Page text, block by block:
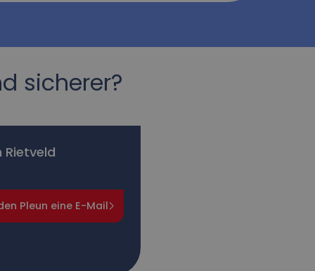
sicherer?
Rietveld
Pleun eine E-Mail